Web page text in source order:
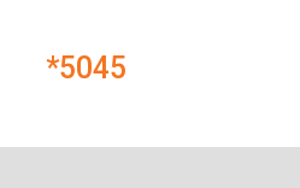
5045
*